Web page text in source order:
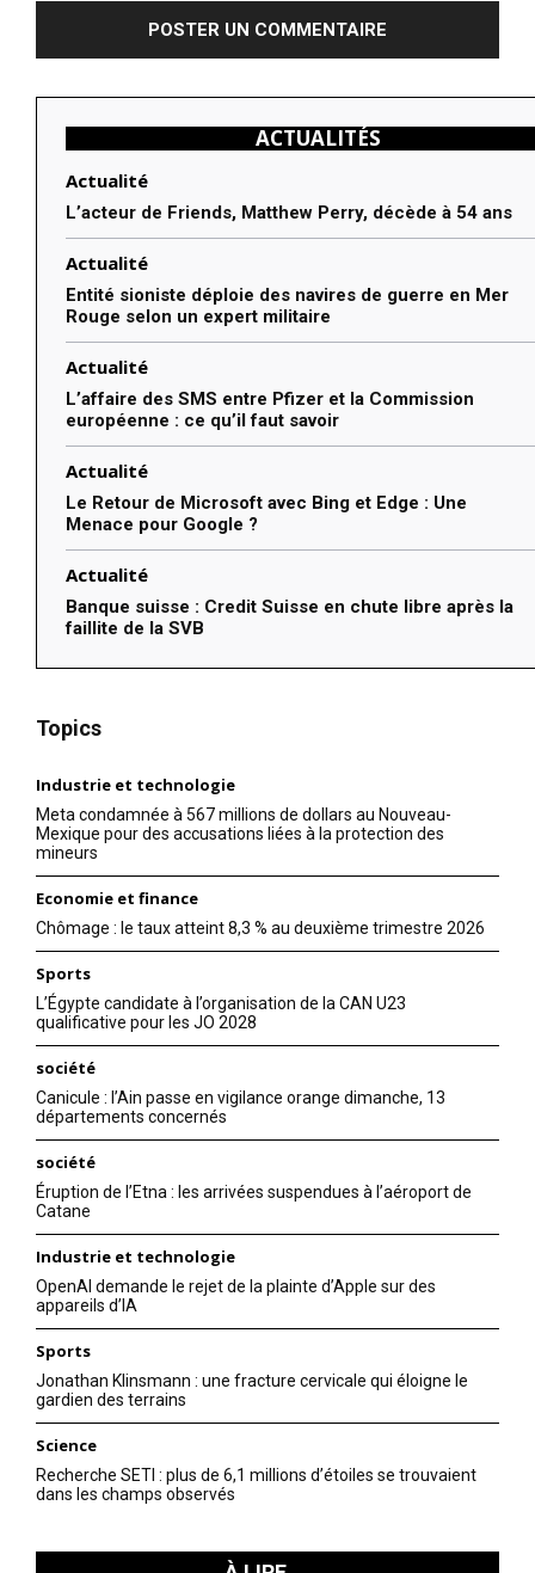
ACTUALITÉS
Actualité
L’acteur de Friends, Matthew Perry, décède à 54 ans
Actualité
Entité sioniste déploie des navires de guerre en Mer
Rouge selon un expert militaire
Actualité
L’affaire des SMS entre Pfizer et la Commission
européenne : ce qu’il faut savoir
Actualité
Le Retour de Microsoft avec Bing et Edge : Une
Menace pour Google ?
Actualité
Banque suisse : Credit Suisse en chute libre après la
faillite de la SVB
Topics
Industrie et technologie
Meta condamnée à 567 millions de dollars au Nouveau-
Mexique pour des accusations liées à la protection des
mineurs
Economie et finance
Chômage : le taux atteint 8,3 % au deuxième trimestre 2026
Sports
L’Égypte candidate à l’organisation de la CAN U23
qualificative pour les JO 2028
société
Canicule : l’Ain passe en vigilance orange dimanche, 13
départements concernés
société
Éruption de l’Etna : les arrivées suspendues à l’aéroport de
Catane
Industrie et technologie
OpenAI demande le rejet de la plainte d’Apple sur des
appareils d’IA
Sports
Jonathan Klinsmann : une fracture cervicale qui éloigne le
gardien des terrains
Science
Recherche SETI : plus de 6,1 millions d’étoiles se trouvaient
dans les champs observés